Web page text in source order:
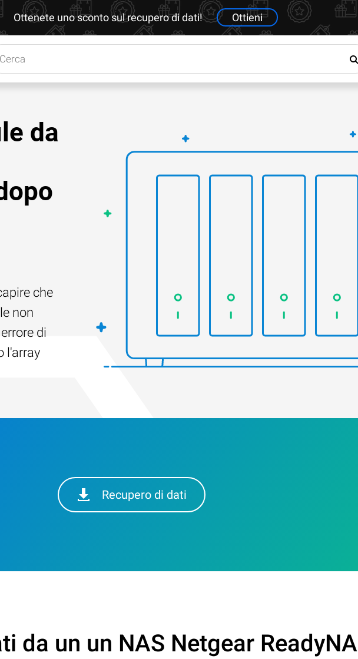
Ottenete uno sconto sul recupero di dati! Ottieni
da
che
non
di
l'array
Recupero di dati
da un un NAS Netgear